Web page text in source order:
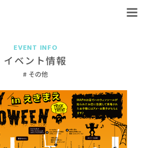
EVENT INFO
イベント情報
その他